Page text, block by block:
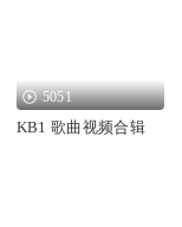
5051
KB1 歌曲视频合辑